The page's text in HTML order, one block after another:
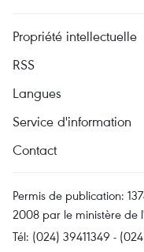
Propriété intellectuelle
RSS
Langues
Service d'information
Contact
Permis de publication:
2008 par le ministère de
Tél: (024) 39411349 -